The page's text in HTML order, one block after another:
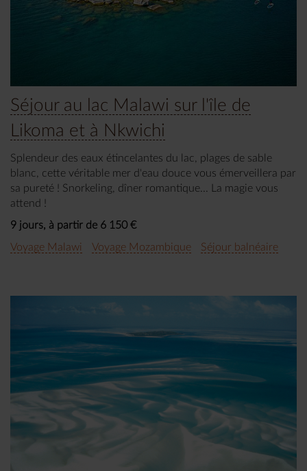
Séjour au lac Malawi sur l'île de
Likoma et à Nkwichi
Splendeur des eaux étincelantes du lac, plages de sable
blanc, cette véritable mer d'eau douce vous émerveillera par
sa pureté ! Snorkeling, dîner romantique... La magie vous
attend !
9 jours, à partir de 6 150 €
Voyage Malawi
Voyage Mozambique Séjour balnéaire